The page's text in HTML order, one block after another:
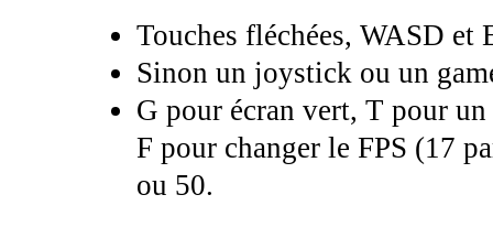
Touches fléchées, WASD et
Sinon un joystick ou un
G pour écran vert, T pour
F pour changer le FPS (17
ou 50.